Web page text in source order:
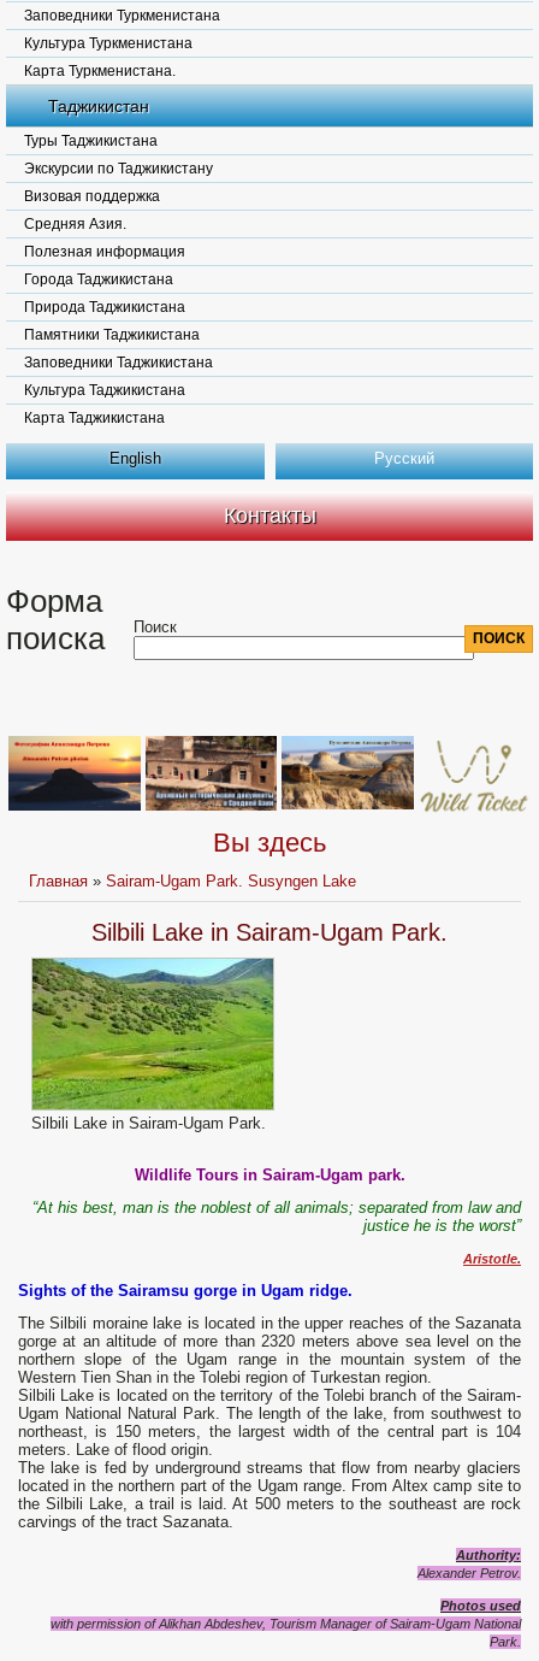
Заповедники Туркменистана
Культура Туркменистана
Карта Туркменистана.
Таджикистан
Туры Таджикистана
Экскурсии по Таджикистану
Визовая поддержка
Средняя Азия.
Полезная информация
Города Таджикистана
Природа Таджикистана
Памятники Таджикистана
Заповедники Таджикистана
Культура Таджикистана
Карта Таджикистана
English Русский
Контакты
Форма
поиска
Поиск
Вы здесь
Главная »Sairam-Ugam Park. Susyngen Lake
Silbili Lake in Sairam-Ugam Park.
Silbili Lake in Sairam-Ugam Park.
Wildlife Tours in Sairam-Ugam park.
“At his best, man is the noblest of all animals; separated from law and
justice he is the worst”
Aristotle.
Sights of the Sairamsu gorge in Ugam ridge.
The Silbili moraine lake is located in the upper reaches of the Sazanata
gorge at an altitude of more than 2320 meters above sea level on the
northern slope of the Ugam range in the mountain system of the
Western Tien Shan in the Tolebi region of Turkestan region.
Silbili Lake is located on the territory of the Tolebi branch of the Sairam-
Ugam National Natural Park. The length of the lake, from southwest to
northeast, is 150 meters, the largest width of the central part is 104
meters. Lake of flood origin.
The lake is fed by underground streams that flow from nearby glaciers
located in the northern part of the Ugam range. From Altex camp site to
the Silbili Lake, a trail is laid. At 500 meters to the southeast are rock
carvings of the tract Sazanata.
Authority:
Alexander Petrov.
Photos used
with permission of Alikhan Abdeshev, Tourism Manager of Sairam-Ugam National
Park.